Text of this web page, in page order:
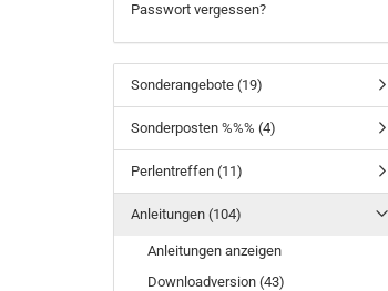
Passwort vergessen?
Sonderangebote (19)
Sonderposten %%% (4)
Perlentreffen (11)
Anleitungen (104)
Anleitungen anzeigen
Downloadversion (43)